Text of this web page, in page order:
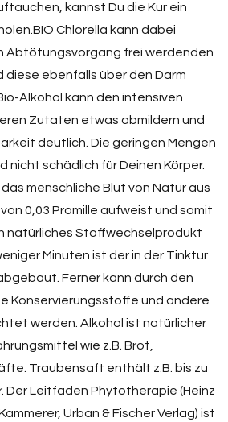
kannst Du die Kur ein
Chlorella kann dabei
Abtötungsvorgang frei werdenden
diese ebenfalls über den Darm
Alkohol kann den intensiven
Zutaten etwas abmildern und
deutlich. Die geringen Mengen
nicht schädlich für Deinen Körper.
menschliche Blut von Natur aus
0,03 Promille aufweist und somit
natürliches Stoffwechselprodukt
Minuten ist der in der Tinktur
Ferner kann durch den
Konservierungsstoffe und andere
werden. Alkohol ist natürlicher
wie z.B. Brot,
Traubensaft enthält z.B. bis zu
Der Leitfaden Phytotherapie (Heinz
Urban & Fischer Verlag) ist